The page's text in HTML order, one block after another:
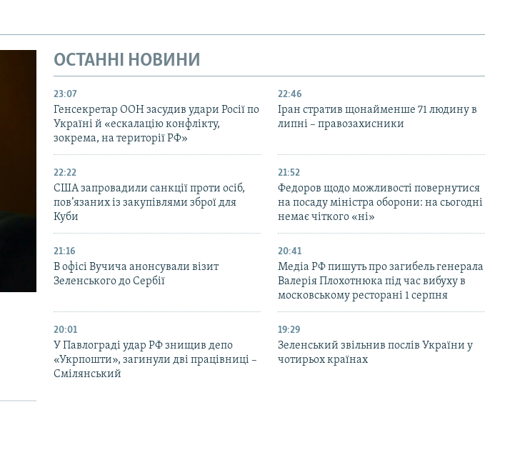
ОСТАННІ НОВИНИ
23:07
Генсекретар ООН засудив удари Росії по
Україні й «ескалацію конфлікту,
зокрема, на території РФ»
22:46
Іран стратив щонайменше 71 людину в
липні – правозахисники
22:22
США запровадили санкції проти осіб,
пов’язаних із закупівлями зброї для
Куби
21:52
Федоров щодо можливості повернутися
на посаду міністра оборони: на сьогодні
немає чіткого «ні»
21:16
В офісі Вучича анонсували візит
Зеленського до Сербії
20:41
Медіа РФ пишуть про загибель генерала
Валерія Плохотнюка під час вибуху в
московському ресторані 1 серпня
20:01
У Павлограді удар РФ знищив депо
«Укрпошти», загинули дві працівниці –
Смілянський
19:29
Зеленський звільнив послів України у
чотирьох країнах